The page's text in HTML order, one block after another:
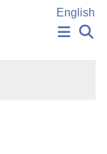
English